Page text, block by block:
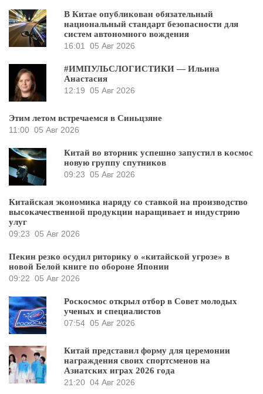
В Китае опубликован обязательный
национальный стандарт безопасности для
систем автономного вождения
16:01
05 Авг 2026
#ИМПУЛЬСЛОГИСТИКИ — Ильина
Анастасия
12:19 05 Авг 2026
Этим летом встречаемся в Синьцзяне
11:00 05 Авг 2026
Китай во вторник успешно запустил в космос
новую группу спутников
09:23 05 Авг 2026
Китайская экономика наряду со ставкой на производство
высокачественной продукции наращивает и индустрию
улуг
09:23 05 Авг 2026
Пекин резко осудил риторику о «китайской угрозе» в
новой Белой книге по обороне Японии
09:22 05 Авг 2026
Роскосмос открыл отбор в Совет молодых
ученых и специалистов
07:54 05 Авг 2026
Китай представил форму для церемонии
награждения своих спортсменов на
Азиатских играх 2026 года
21:20 04 Авг 2026